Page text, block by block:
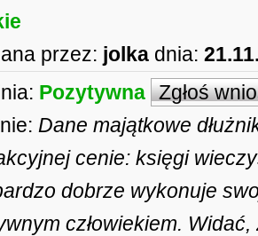
przez: jolka dnia:
Pozytywna Zgłoś
Dane majątkowe
cenie: księgi
dobrze wykonuje
człowiekiem.